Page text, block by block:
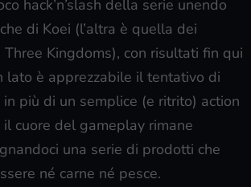
hack’n’slash della serie unendo
di Koei (l’altra è quella dei
Three Kingdoms), con risultati fin qui
lato è apprezzabile il tentativo di
più di un semplice (e ritrito) action
il cuore del gameplay rimane
una serie di prodotti che
né carne né pesce.